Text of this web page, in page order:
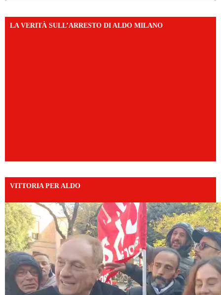
LA VERITÀ SULL’ARRESTO DI ALDO MILANO
VITTORIA PER ALDO